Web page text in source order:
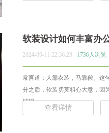
软装设计如何丰富办
2024-09-11 22:36:23 1736人浏览
常言道：人靠衣装，马靠鞍。这
分之后，软装切莫粗心大意，因
较现... ...
查看详情